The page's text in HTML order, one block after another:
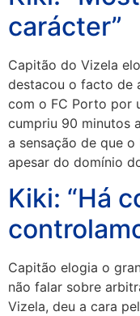
carácter”
Capitão do Vizela
destacou o facto de
com o FC Porto por
cumpriu 90 minutos
a sensação de que
apesar do domínio
Kiki: “Há
Capitão elogia o
não falar sobre
Vizela, deu a cara